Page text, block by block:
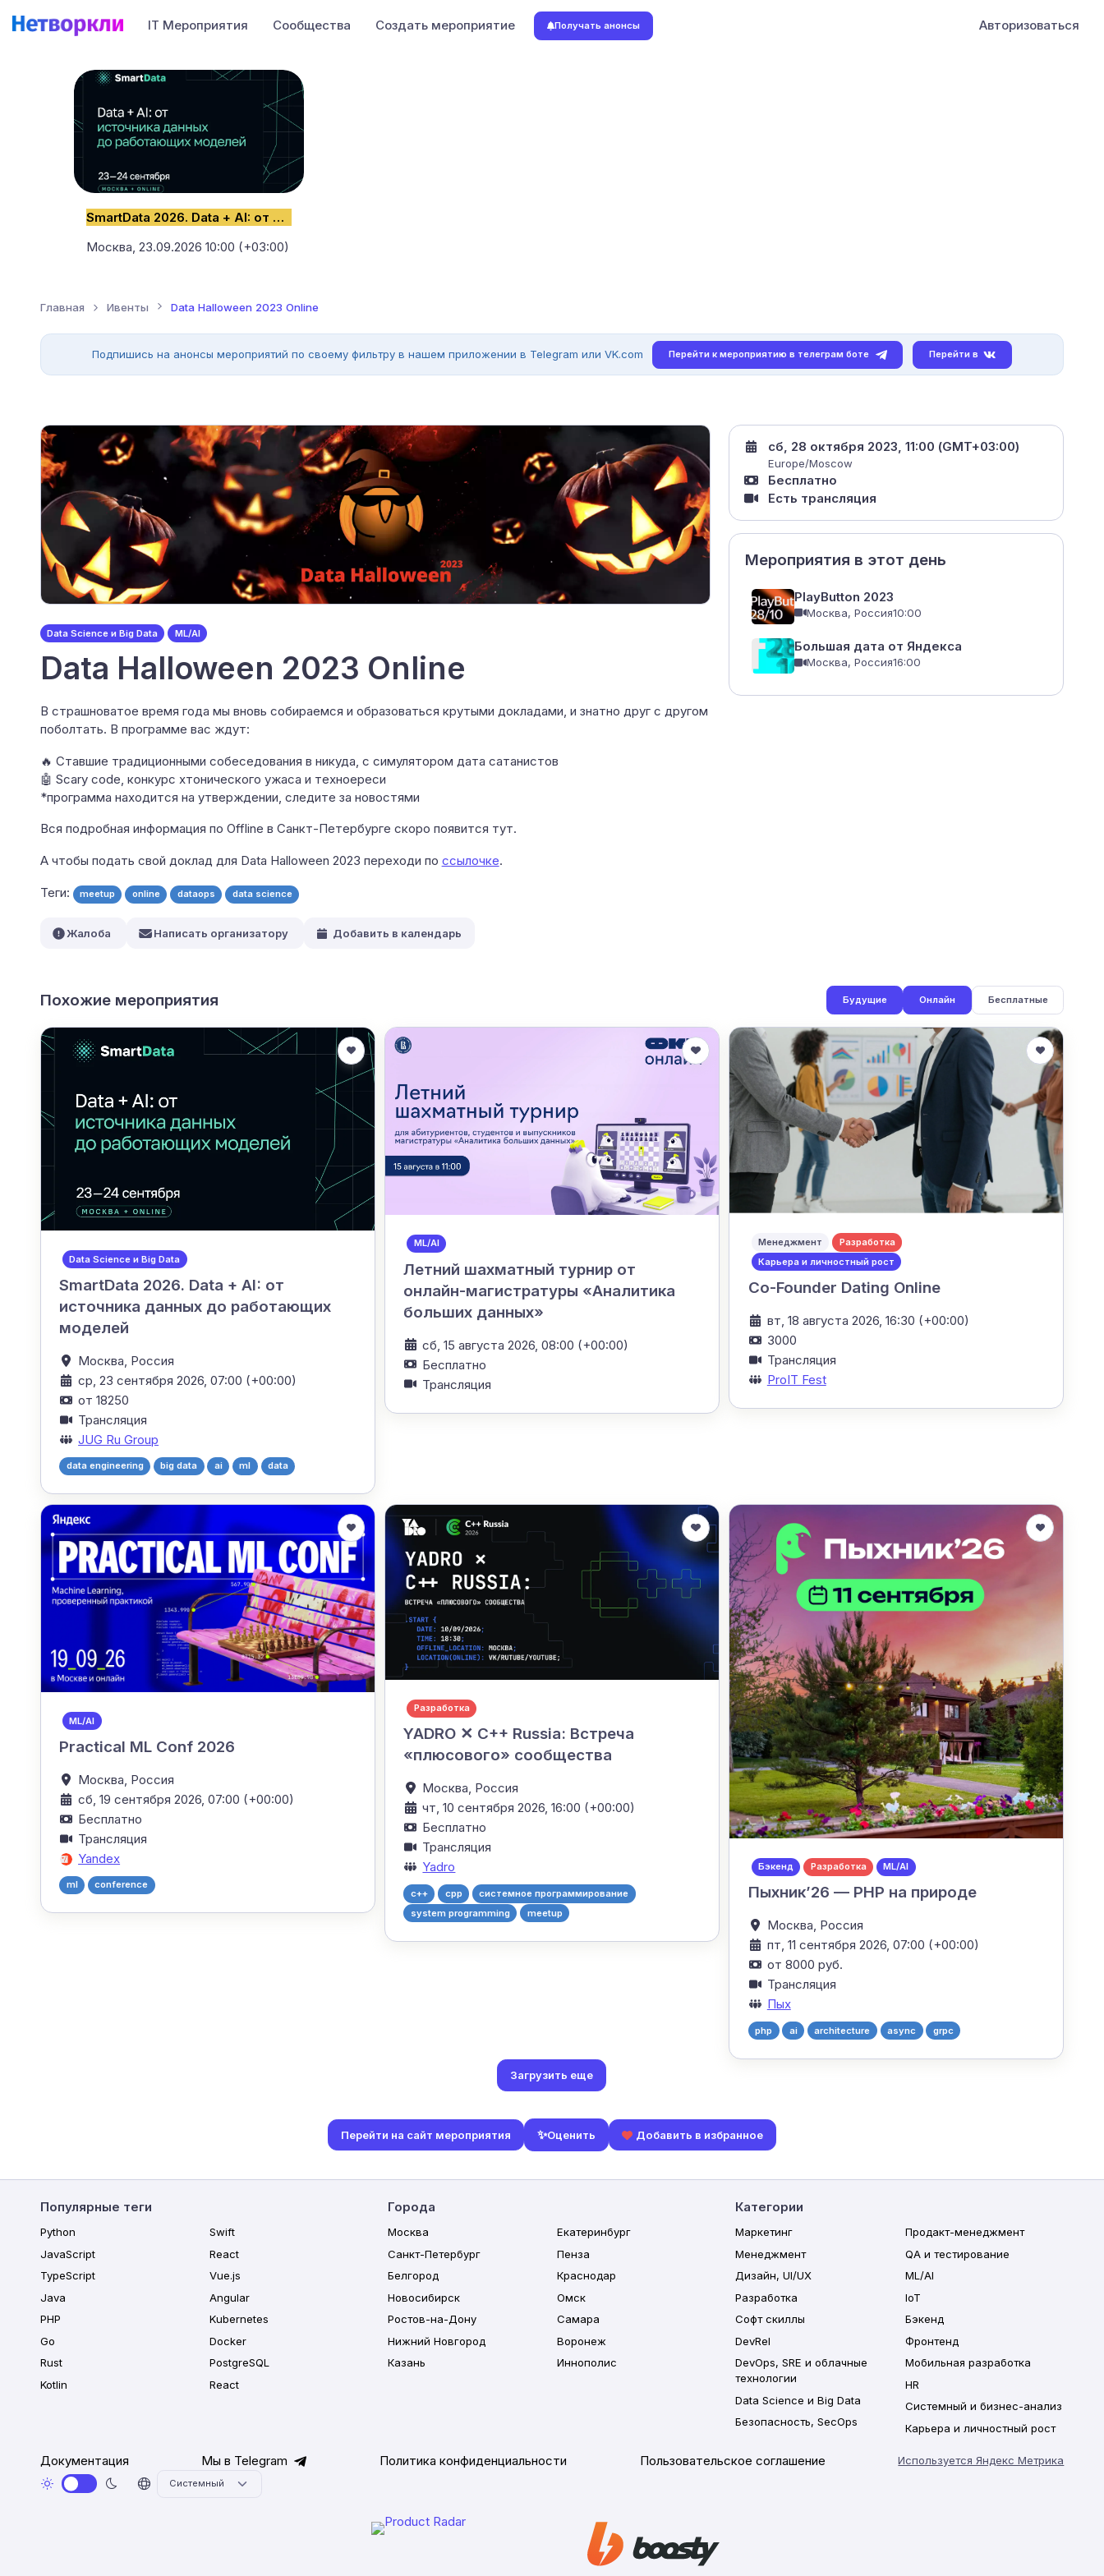
IT Мероприятия Сообщества Создать мероприятие Получать анонсы Авторизоваться
SmartData 2026. Data + AI: от источника данных до работающих моделей
Москва, 23.09.2026 10:00 (+03:00)
Главная Ивенты Data Halloween 2023 Online
Подпишись на анонсы мероприятий по своему фильтру в нашем приложении в Telegram или VK.com Перейти к мероприятию в телеграм боте Перейти в
Data Science и Big Data ML/AI
Data Halloween 2023 Online
В страшноватое время года мы вновь собираемся и образоваться крутыми докладами, и знатно друг с другом
поболтать. В программе вас ждут:
🔥 Ставшие традиционными собеседования в никуда, с симулятором дата сатанистов
🤖 Scary code, конкурс хтонического ужаса и техноереси
*программа находится на утверждении, следите за новостями
Вся подробная информация по Offline в Санкт-Петербурге скоро появится тут.
А чтобы подать свой доклад для Data Halloween 2023 переходи по ссылочке.
Теги: meetup online dataops data science
сб, 28 октября 2023, 11:00 (GMT+03:00)
Europe/Moscow
Бесплатно
Есть трансляция
Мероприятия в этот день
PlayButton 2023
Москва, Россия10:00
Большая дата от Яндекса
Москва, Россия16:00
Жалоба Написать организатору Добавить в календарь
Похожие мероприятия Будущие Онлайн Бесплатные
Data Science и Big Data
SmartData 2026. Data + AI: от
источника данных до работающих
моделей
Москва, Россия
ср, 23 сентября 2026, 07:00 (+00:00)
от 18250
Трансляция
JUG Ru Group
data engineering big data ai ml data
ML/AI
Летний шахматный турнир от
онлайн-магистратуры «Аналитика
больших данных»
сб, 15 августа 2026, 08:00 (+00:00)
Бесплатно
Трансляция
Менеджмент
Разработка
Карьера и личностный рост
Co-Founder Dating Online
вт, 18 августа 2026, 16:30 (+00:00)
3000
Трансляция
ProIT Fest
ML/AI
Practical ML Conf 2026
Москва, Россия
сб, 19 сентября 2026, 07:00 (+00:00)
Бесплатно
Трансляция
Yandex
ml conference
Разработка
YADRO ✕ C++ Russia: Встреча
«плюсового» сообщества
Москва, Россия
чт, 10 сентября 2026, 16:00 (+00:00)
Бесплатно
Трансляция
Yadro
c++ cpp
системное программирование
system programming
meetup
Бэкенд Разработка ML/AI
Пыхник’26 — PHP на природе
Москва, Россия
пт, 11 сентября 2026, 07:00 (+00:00)
от 8000 руб.
Трансляция
Пых
php ai architecture async grpc
Загрузить еще
Перейти на сайт мероприятия ✨Оценить Добавить в избранное
Популярные теги
Python
JavaScript
TypeScript
Java
PHP
Go
Rust
Kotlin
Swift
React
Vue.js
Angular
Kubernetes
Docker
PostgreSQL
React
Города
Москва
Санкт-Петербург
Белгород
Новосибирск
Ростов-на-Дону
Нижний Новгород
Казань
Екатеринбург
Пенза
Краснодар
Омск
Самара
Воронеж
Иннополис
Категории
Маркетинг
Менеджмент
Дизайн, UI/UX
Разработка
Софт скиллы
DevRel
DevOps, SRE и облачные
технологии
Data Science и Big Data
Безопасность, SecOps
Продакт-менеджмент
QA и тестирование
ML/AI
IoT
Бэкенд
Фронтенд
Мобильная разработка
HR
Системный и бизнес-анализ
Карьера и личностный рост
Документация Мы в Telegram Политика конфиденциальности Пользовательское соглашение Используется Яндекс Метрика